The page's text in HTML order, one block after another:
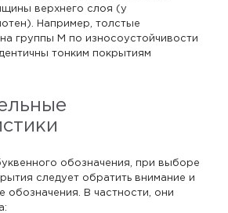
верхнего слоя (у
Например, толстые
группы М по износоустойчивости
тонким покрытиям
обозначения, при выборе
следует обратить внимание и
обозначения. В частности, они